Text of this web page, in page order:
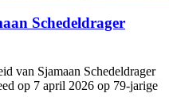
Schedeldrager
van Sjamaan Schedeldrager
op 7 april 2026 op 79-jarige